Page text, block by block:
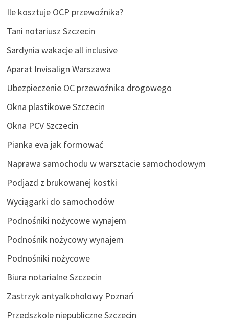
Ile kosztuje OCP przewoźnika?
Tani notariusz Szczecin
Sardynia wakacje all inclusive
Aparat Invisalign Warszawa
Ubezpieczenie OC przewoźnika drogowego
Okna plastikowe Szczecin
Okna PCV Szczecin
Pianka eva jak formować
Naprawa samochodu w warsztacie samochodowym
Podjazd z brukowanej kostki
Wyciągarki do samochodów
Podnośniki nożycowe wynajem
Podnośnik nożycowy wynajem
Podnośniki nożycowe
Biura notarialne Szczecin
Zastrzyk antyalkoholowy Poznań
Przedszkole niepubliczne Szczecin